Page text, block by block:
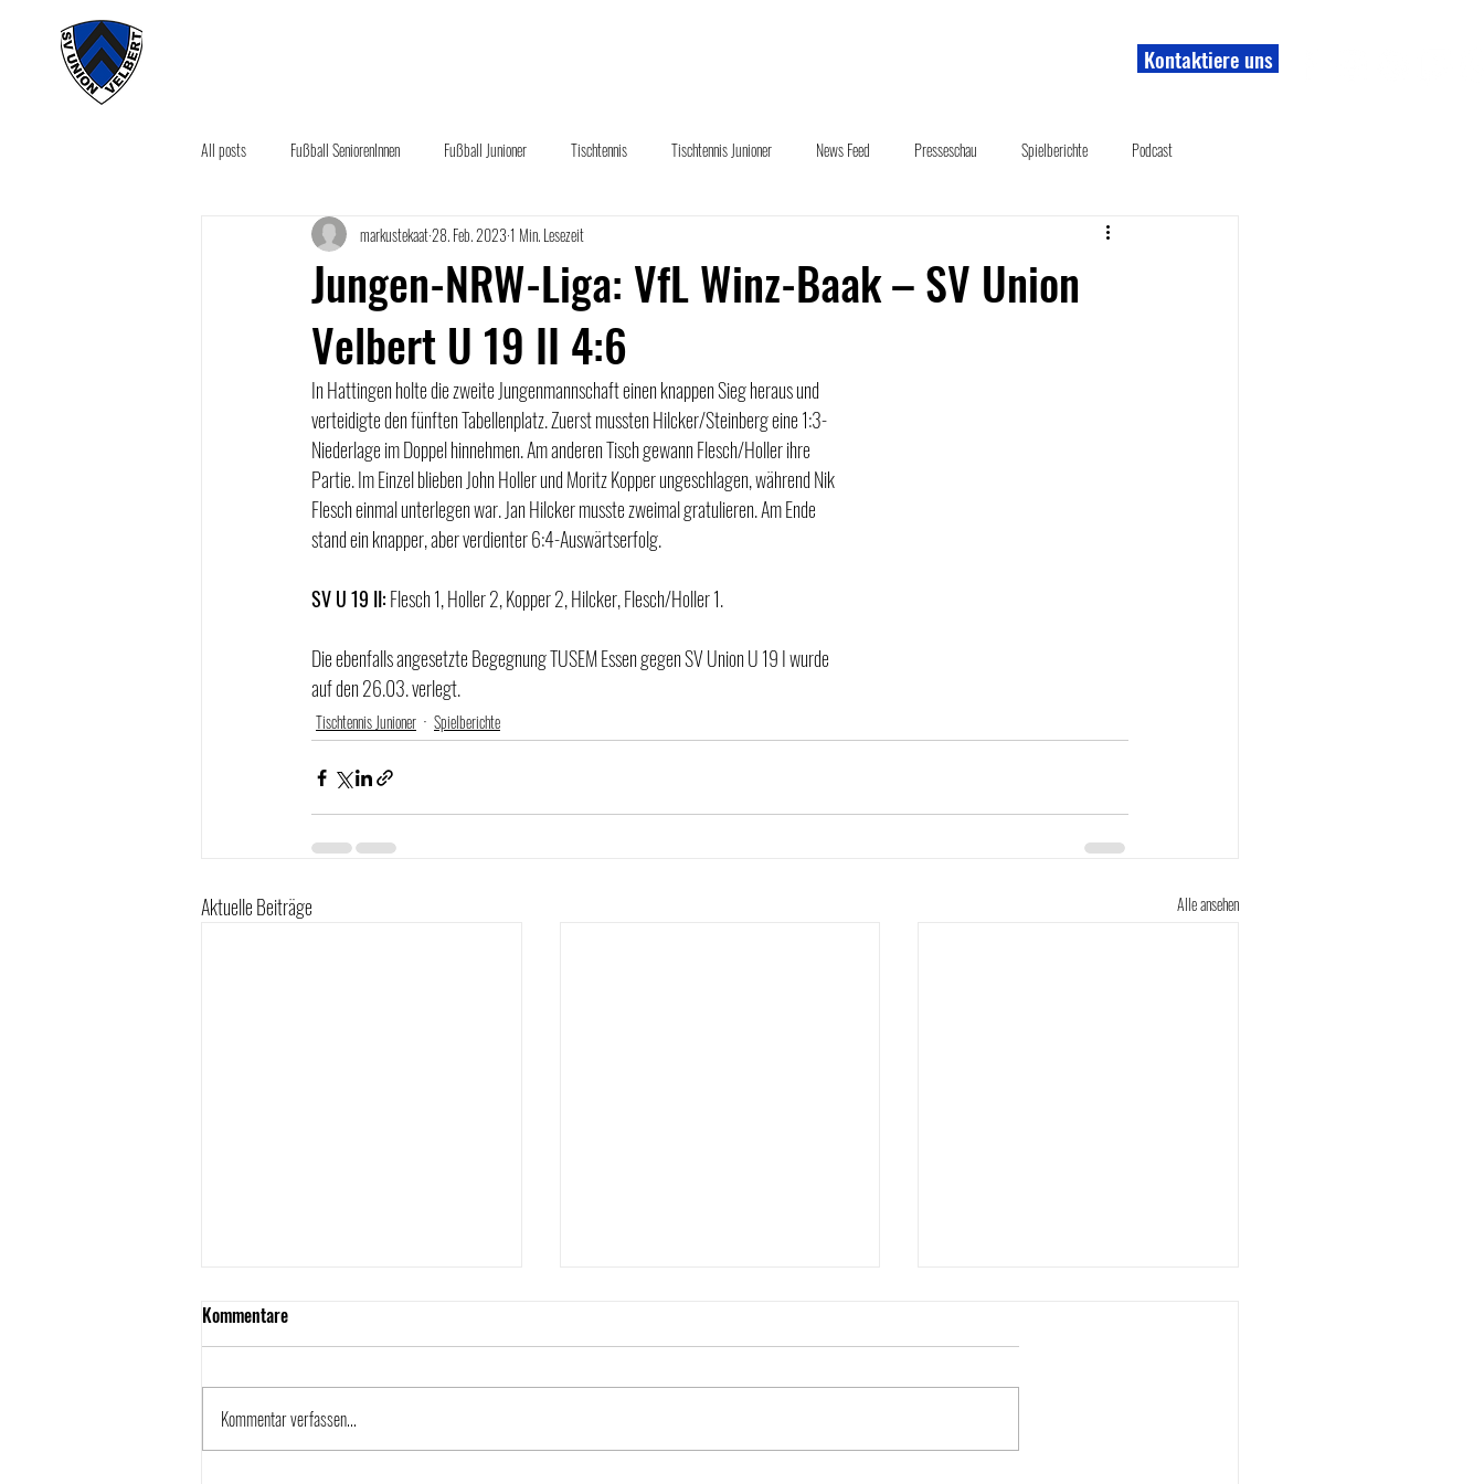
Kontaktiere uns
All posts Fußball SeniorenInnen Fußball Junioner Tischtennis Tischtennis Junioner News Feed Presseschau Spielberichte Podcast
Sponsoring News Secound Hand
Jungen-NRW-Liga: VfL Winz-Baak – SV Union
Velbert U 19 II 4:6
markustekaat28. Feb. 20231 Min. Lesezeit
In Hattingen holte die zweite Jungenmannschaft einen knappen Sieg heraus und
verteidigte den fünften Tabellenplatz. Zuerst mussten Hilcker/Steinberg eine 1:3-
Niederlage im Doppel hinnehmen. Am anderen Tisch gewann Flesch/Holler ihre
Partie. Im Einzel blieben John Holler und Moritz Kopper ungeschlagen, während Nik
Flesch einmal unterlegen war. Jan Hilcker musste zweimal gratulieren. Am Ende
stand ein knapper, aber verdienter 6:4-Auswärtserfolg.
SV U 19 II: Flesch 1, Holler 2, Kopper 2, Hilcker, Flesch/Holler 1.
Die ebenfalls angesetzte Begegnung TUSEM Essen gegen SV Union U 19 I wurde
auf den 26.03. verlegt.
Tischtennis Junioner Spielberichte
Aktuelle Beiträge Alle ansehen
Kommentare
Kommentar verfassen...